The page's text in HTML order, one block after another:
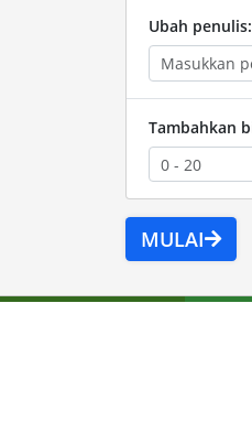
Ubah penulis:
Tambahkan
MULAI